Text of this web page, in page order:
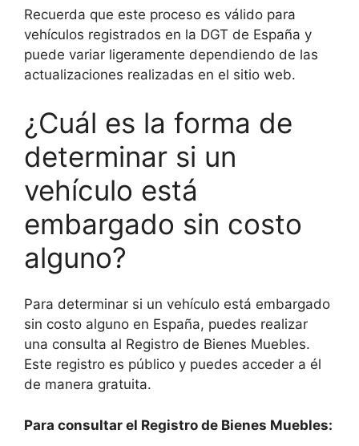
Recuerda que este proceso es válido para
vehículos registrados en la DGT de España y
puede variar ligeramente dependiendo de las
actualizaciones realizadas en el sitio web.
¿Cuál es la forma de
determinar si un
vehículo está
embargado sin costo
alguno?
Para determinar si un vehículo está embargado
sin costo alguno en España, puedes realizar
una consulta al Registro de Bienes Muebles.
Este registro es público y puedes acceder a él
de manera gratuita.
Para consultar el Registro de Bienes Muebles: